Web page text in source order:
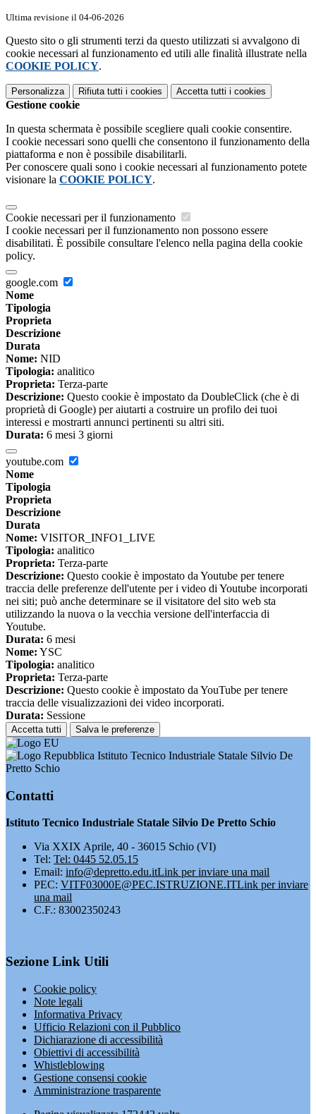
Ultima revisione il 04-06-2026
Questo sito o gli strumenti terzi da questo utilizzati si avvalgono di
cookie necessari al funzionamento ed utili alle finalità illustrate nella
COOKIE POLICY.
Personalizza Rifiuta tutti i cookies Accetta tutti i cookies
Gestione cookie
In questa schermata è possibile scegliere quali cookie consentire.
I cookie necessari sono quelli che consentono il funzionamento della
piattaforma e non è possibile disabilitarli.
Per conoscere quali sono i cookie necessari al funzionamento potete
visionare la COOKIE POLICY.
Cookie necessari per il funzionamento
I cookie necessari per il funzionamento non possono essere
disabilitati. È possibile consultare l'elenco nella pagina della cookie
policy.
google.com
Nome
Tipologia
Proprieta
Descrizione
Durata
Nome: NID
Tipologia: analitico
Proprieta: Terza-parte
Descrizione: Questo cookie è impostato da DoubleClick (che è di
proprietà di Google) per aiutarti a costruire un profilo dei tuoi
interessi e mostrarti annunci pertinenti su altri siti.
Durata: 6 mesi 3 giorni
youtube.com
Nome
Tipologia
Proprieta
Descrizione
Durata
Nome: VISITOR_INFO1_LIVE
Tipologia: analitico
Proprieta: Terza-parte
Descrizione: Questo cookie è impostato da Youtube per tenere
traccia delle preferenze dell'utente per i video di Youtube incorporati
nei siti; può anche determinare se il visitatore del sito web sta
utilizzando la nuova o la vecchia versione dell'interfaccia di
Youtube.
Durata: 6 mesi
Nome: YSC
Tipologia: analitico
Proprieta: Terza-parte
Descrizione: Questo cookie è impostato da YouTube per tenere
traccia delle visualizzazioni dei video incorporati.
Durata: Sessione
Accetta tutti Salva le preferenze
Istituto Tecnico Industriale Statale Silvio De
Pretto Schio
Contatti
Istituto Tecnico Industriale Statale Silvio De Pretto Schio
Via XXIX Aprile, 40 - 36015 Schio (VI)
Tel: Tel: 0445 52.05.15
Email: info@depretto.edu.itLink per inviare una mail
PEC: VITF03000E@PEC.ISTRUZIONE.ITLink per inviare
una mail
C.F.: 83002350243
Sezione Link Utili
Cookie policy
Note legali
Informativa Privacy
Ufficio Relazioni con il Pubblico
Dichiarazione di accessibilità
Obiettivi di accessibilità
Whistleblowing
Gestione consensi cookie
Amministrazione trasparente